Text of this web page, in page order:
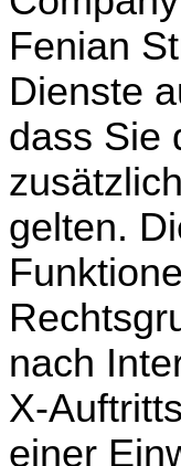
Fenian
Dienste
dass Sie
gelten.
nach
X-
einer